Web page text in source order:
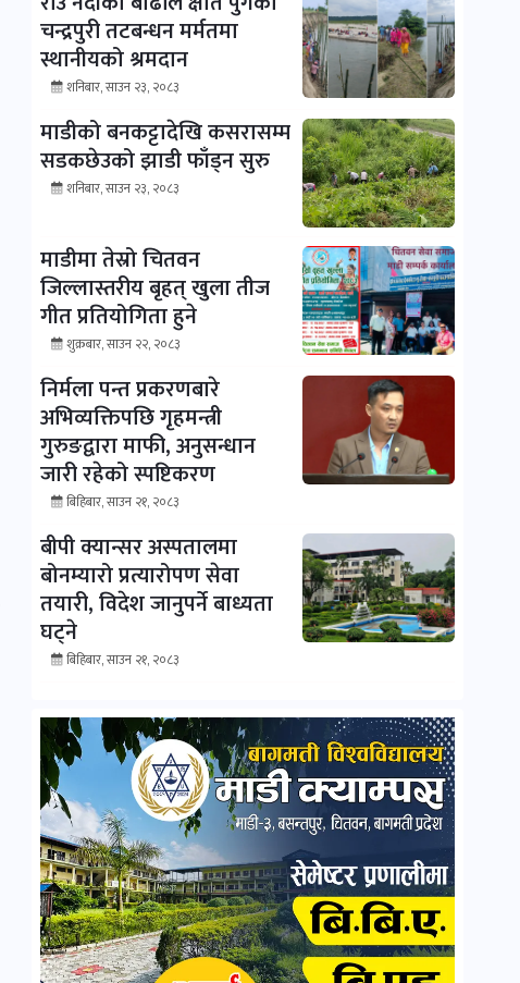
चन्द्रपुरी तटबन्धन मर्मतमा
स्थानीयको श्रमदान
शनिबार, साउन २३, २०८३
माडीको बनकट्टादेखि कसरासम्म
सडकछेउको झाडी फाँड्न सुरु
शनिबार, साउन २३, २०८३
माडीमा तेस्रो चितवन
जिल्लास्तरीय बृहत् खुला तीज
गीत प्रतियोगिता हुने
शुक्रबार, साउन २२, २०८३
निर्मला पन्त प्रकरणबारे
अभिव्यक्तिपछि गृहमन्त्री
गुरुङद्वारा माफी, अनुसन्धान
जारी रहेको स्पष्टिकरण
बिहिबार, साउन २१, २०८३
बीपी क्यान्सर अस्पतालमा
बोनम्यारो प्रत्यारोपण सेवा
तयारी, विदेश जानुपर्ने बाध्यता
घट्ने
बिहिबार, साउन २१, २०८३